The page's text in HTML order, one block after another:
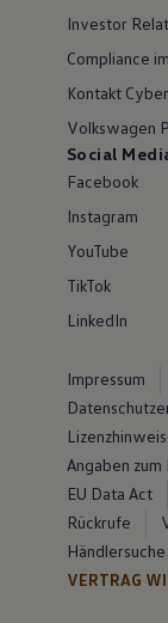
Investor
Compliance
Kontakt
Volkswagen
Social
Facebook
Instagram
YouTube
TikTok
LinkedIn
Impressum
Angaben
EU Data Act
Rückrufe
Händlersuche
VERTRAG